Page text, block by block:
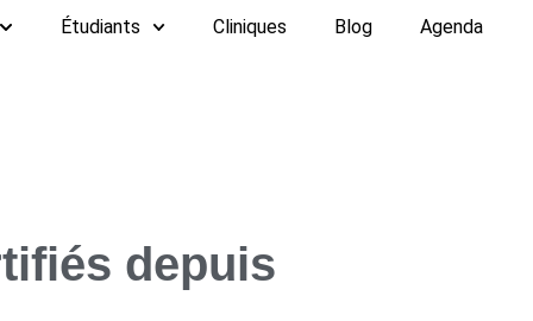
Étudiants Cliniques Blog Agenda
depuis